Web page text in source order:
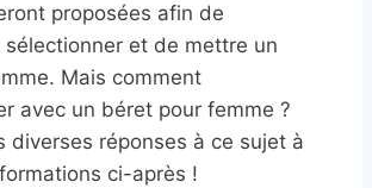
proposées afin de
et de mettre un
Mais comment
avec un béret pour femme ?
diverses réponses à ce sujet à
ci-après !